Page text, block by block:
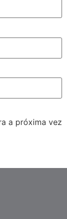
a próxima vez